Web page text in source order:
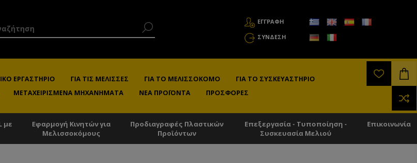
ΕΓΓΡΑΦΗ
ΣΎΝΔΕΣΗ
ΕΡΓΑΣΤΉΡΙΟ ΓΙΑ ΤΙΣ ΜΈΛΙΣΣΕΣ ΓΙΑ ΤΟ ΜΕΛΙΣΣΟΚΌΜΟ
ΓΙΑ ΤΟ ΣΥΣΚΕΥΑΣΤΉΡΙΟ
ΜΕΤΑΧΕΙΡΙΣΜΈΝΑ ΜΗΧΑΝΉΜΑΤΑ ΝΈΑ ΠΡΟΪΌΝΤΑ ΠΡΟΣΦΟΡΈΣ
με
Εφαρμογή Κινητών για
Μελισσοκόμους
Προδιαγραφές Πλαστικών
Προϊόντων
Επεξεργασία - Τυποποίηση -
Συσκευασία Μελιού
Επικοινωνία